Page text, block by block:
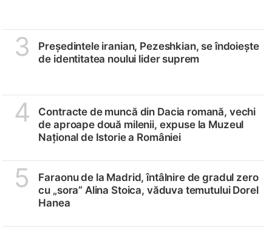
3
Președintele iranian, Pezeshkian, se îndoiește
de identitatea noului lider suprem
4
Contracte de muncă din Dacia romană, vechi
de aproape două milenii, expuse la Muzeul
Național de Istorie a României
5
Faraonu de la Madrid, întâlnire de gradul zero
cu „sora” Alina Stoica, văduva temutului Dorel
Hanea